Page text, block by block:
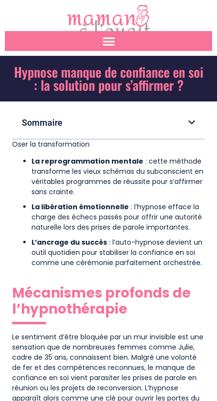
Hypnose manque de confiance en soi
: la solution pour s’affirmer ?
Sommaire
Oser la transformation
La reprogrammation mentale : cette méthode
transforme les vieux schémas du subconscient en
véritables programmes de réussite pour s’affirmer
sans crainte.
La libération émotionnelle : l’hypnose efface la
charge des échecs passés pour offrir une autorité
naturelle lors des prises de parole importantes.
L’ancrage du succès : l’auto-hypnose devient un
outil quotidien pour stabiliser la confiance en soi
comme une cérémonie parfaitement orchestrée.
Mécanismes profonds de
l’hypnothérapie
Le sentiment d’être bloquée par un mur invisible est une
sensation que de nombreuses femmes comme Julie,
cadre de 35 ans, connaissent bien. Malgré une volonté
de fer et des compétences reconnues, le manque de
confiance en soi vient parasiter les prises de parole en
réunion ou les projets de reconversion. L’hypnose
apparaît alors comme une clé pour ouvrir les portes du